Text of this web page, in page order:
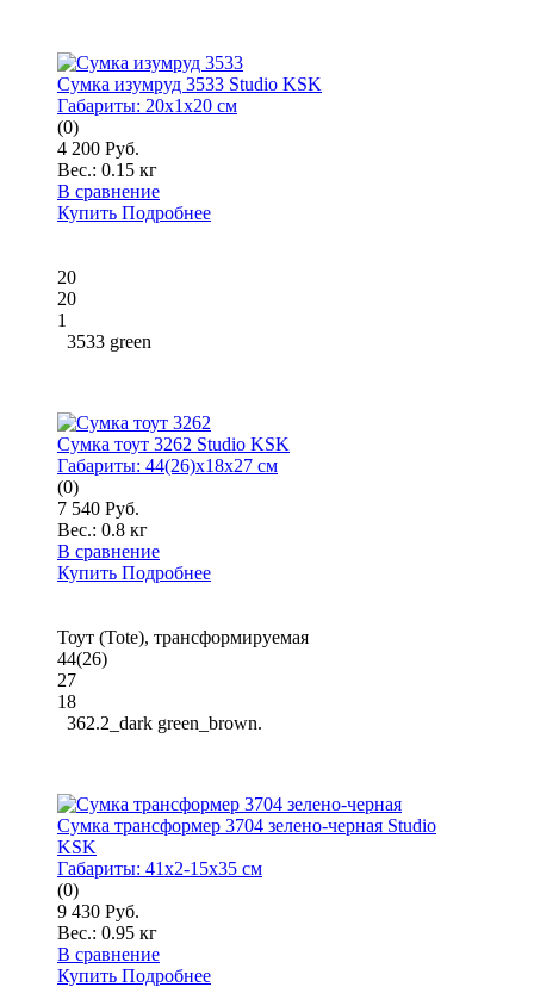
Сумка изумруд 3533 Studio KSK
Габариты: 20x1x20 см
(0)
4 200 Руб.
Вес.: 0.15 кг
В сравнение
Купить Подробнее
20
20
1
3533 green
Сумка тоут 3262 Studio KSK
Габариты: 44(26)x18x27 см
(0)
7 540 Руб.
Вес.: 0.8 кг
В сравнение
Купить Подробнее
Тоут (Tote), трансформируемая
44(26)
27
18
362.2_dark green_brown.
Сумка трансформер 3704 зелено-черная Studio
KSK
Габариты: 41x2-15x35 см
(0)
9 430 Руб.
Вес.: 0.95 кг
В сравнение
Купить Подробнее